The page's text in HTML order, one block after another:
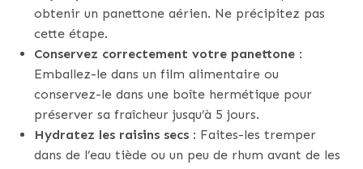
obtenir un panettone aérien. Ne précipitez pas
cette étape.
Conservez correctement votre panettone :
Emballez-le dans un film alimentaire ou
conservez-le dans une boîte hermétique pour
préserver sa fraîcheur jusqu’à 5 jours.
Hydratez les raisins secs : Faites-les tremper
dans de l’eau tiède ou un peu de rhum avant de les